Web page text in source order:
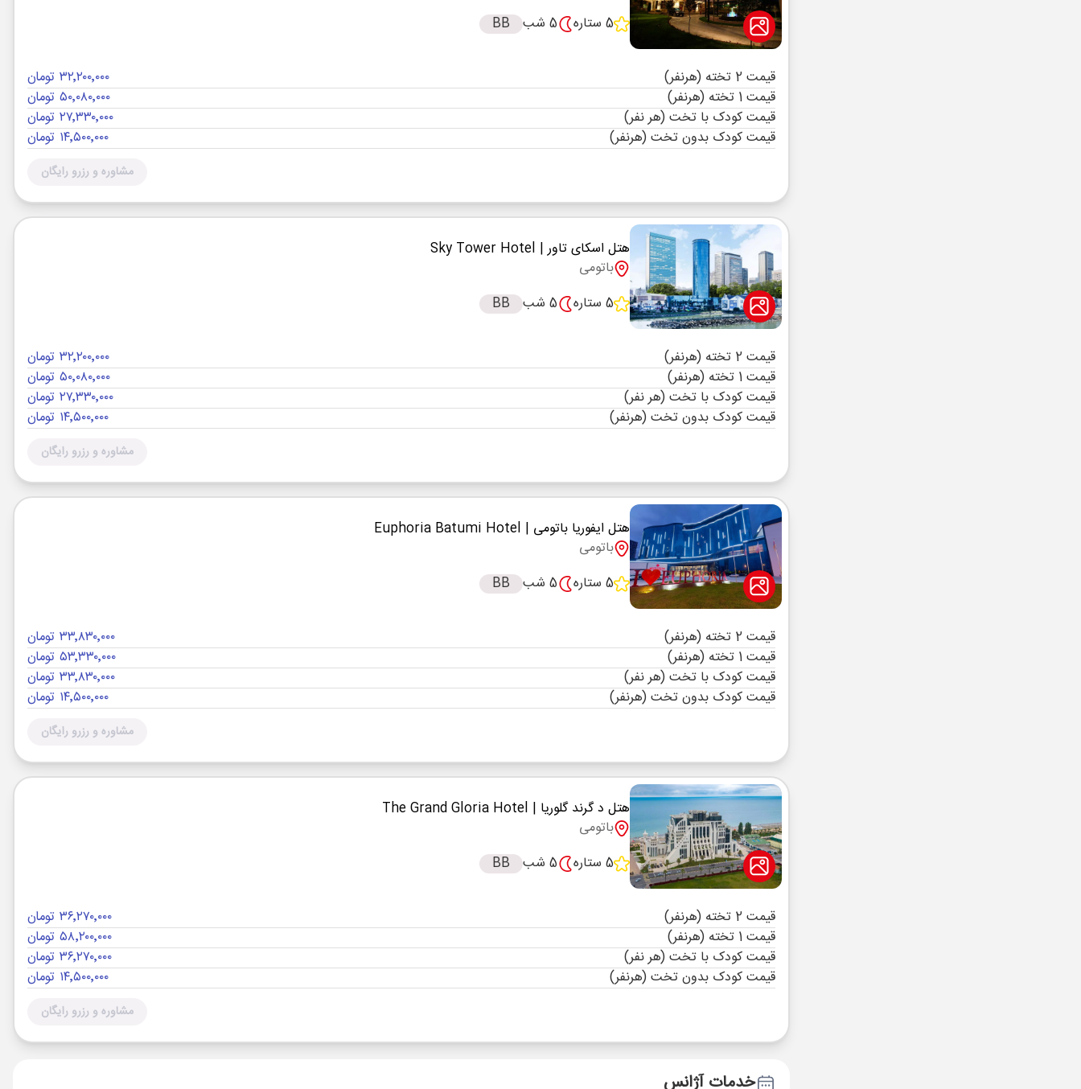
5 ستاره
5 شب BB
قیمت 2 تخته (هرنفر)
۳۲٬۲۰۰٬۰۰۰ تومان
قیمت 1 تخته (هرنفر)
۵۰٬۰۸۰٬۰۰۰ تومان
قیمت کودک با تخت (هر نفر)
۲۷٬۳۳۰٬۰۰۰ تومان
قیمت کودک بدون تخت (هرنفر)
۱۴٬۵۰۰٬۰۰۰ تومان
مشاوره و رزرو رایگان
هتل اسکای تاور| Sky Tower Hotel
باتومی
5 ستاره
5 شب BB
قیمت 2 تخته (هرنفر)
۳۲٬۲۰۰٬۰۰۰ تومان
قیمت 1 تخته (هرنفر)
۵۰٬۰۸۰٬۰۰۰ تومان
قیمت کودک با تخت (هر نفر)
۲۷٬۳۳۰٬۰۰۰ تومان
قیمت کودک بدون تخت (هرنفر)
۱۴٬۵۰۰٬۰۰۰ تومان
مشاوره و رزرو رایگان
هتل ایفوریا باتومی | Euphoria Batumi Hotel
باتومی
5 ستاره
5 شب BB
قیمت 2 تخته (هرنفر)
۳۳٬۸۳۰٬۰۰۰ تومان
قیمت 1 تخته (هرنفر)
۵۳٬۳۳۰٬۰۰۰ تومان
قیمت کودک با تخت (هر نفر)
۳۳٬۸۳۰٬۰۰۰ تومان
قیمت کودک بدون تخت (هرنفر)
۱۴٬۵۰۰٬۰۰۰ تومان
مشاوره و رزرو رایگان
هتل د گرند گلوریا | The Grand Gloria Hotel
باتومی
5 ستاره
5 شب BB
قیمت 2 تخته (هرنفر)
۳۶٬۲۷۰٬۰۰۰ تومان
قیمت 1 تخته (هرنفر)
۵۸٬۲۰۰٬۰۰۰ تومان
قیمت کودک با تخت (هر نفر)
۳۶٬۲۷۰٬۰۰۰ تومان
قیمت کودک بدون تخت (هرنفر)
۱۴٬۵۰۰٬۰۰۰ تومان
مشاوره و رزرو رایگان
خدمات آژانس